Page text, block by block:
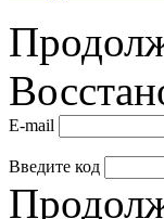
E-mail
Введите код